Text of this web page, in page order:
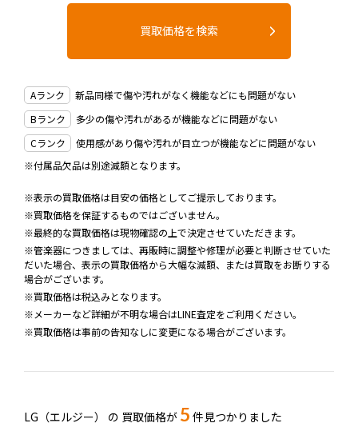
Aランク
新品同様で傷や汚れがなく機能などにも問題がない
Bランク
多少の傷や汚れがあるが機能などに問題がない
Cランク
使用感があり傷や汚れが目立つが機能などに問題がない
※付属品欠品は別途減額となります。
※表示の買取価格は目安の価格としてご提示しております。
※買取価格を保証するものではございません。
※最終的な買取価格は現物確認の上で決定させていただきます。
※管楽器につきましては、再販時に調整や修理が必要と判断させていた
だいた場合、表示の買取価格から大幅な減額、または買取をお断りする
場合がございます。
※買取価格は税込みとなります。
※メーカーなど詳細が不明な場合はLINE査定をご利用ください。
※買取価格は事前の告知なしに変更になる場合がございます。
LG（エルジー） の 買取価格が 5 件見つかりました